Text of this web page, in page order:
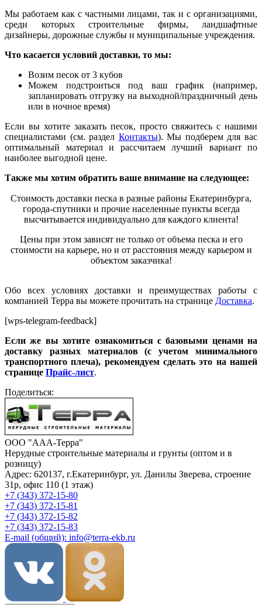
Мы работаем как с частными лицами, так и с организациями,
среди которых строительные фирмы, ландшафтные
дизайнеры, дорожные службы и муниципальные учреждения.
Что касается условий доставки, то мы:
Возим песок от 3 кубов
Можем подстроиться под ваш график (например,
запланировать отгрузку на выходной/праздничный день
или в ночное время)
Если вы хотите заказать песок, просто свяжитесь с нашими
специалистами (см. раздел Контакты). Мы подберем для вас
оптимальный материал и рассчитаем лучший вариант по
наиболее выгодной цене.
Также мы хотим обратить ваше внимание на следующее:
Стоимость доставки песка в разные районы Екатеринбурга,
города-спутники и прочие населенные пункты всегда
высчитывается индивидуально для каждого клиента!
Цены при этом зависят не только от объема песка и его
стоимости на карьере, но и от расстояния между карьером и
объектом заказчика!
Обо всех условиях доставки и преимуществах работы с
компанией Терра вы можете прочитать на странице Доставка.
[wps-telegram-feedback]
Если же вы хотите ознакомиться с базовыми ценами на
доставку разных материалов (с учетом минимального
транспортного плеча), рекомендуем сделать это на нашей
странице Прайс-лист.
Поделиться:
ООО "ААА-Терра"
Нерудные строительные материалы и грунты (оптом и в
розницу)
Адрес: 620137, г.Екатеринбург, ул. Данилы Зверева, строение
31р, офис 110 (1 этаж)
+7 (343) 372-15-80
+7 (343) 372-15-81
+7 (343) 372-15-82
+7 (343) 372-15-83
E-mail (общий): info@terra-ekb.ru